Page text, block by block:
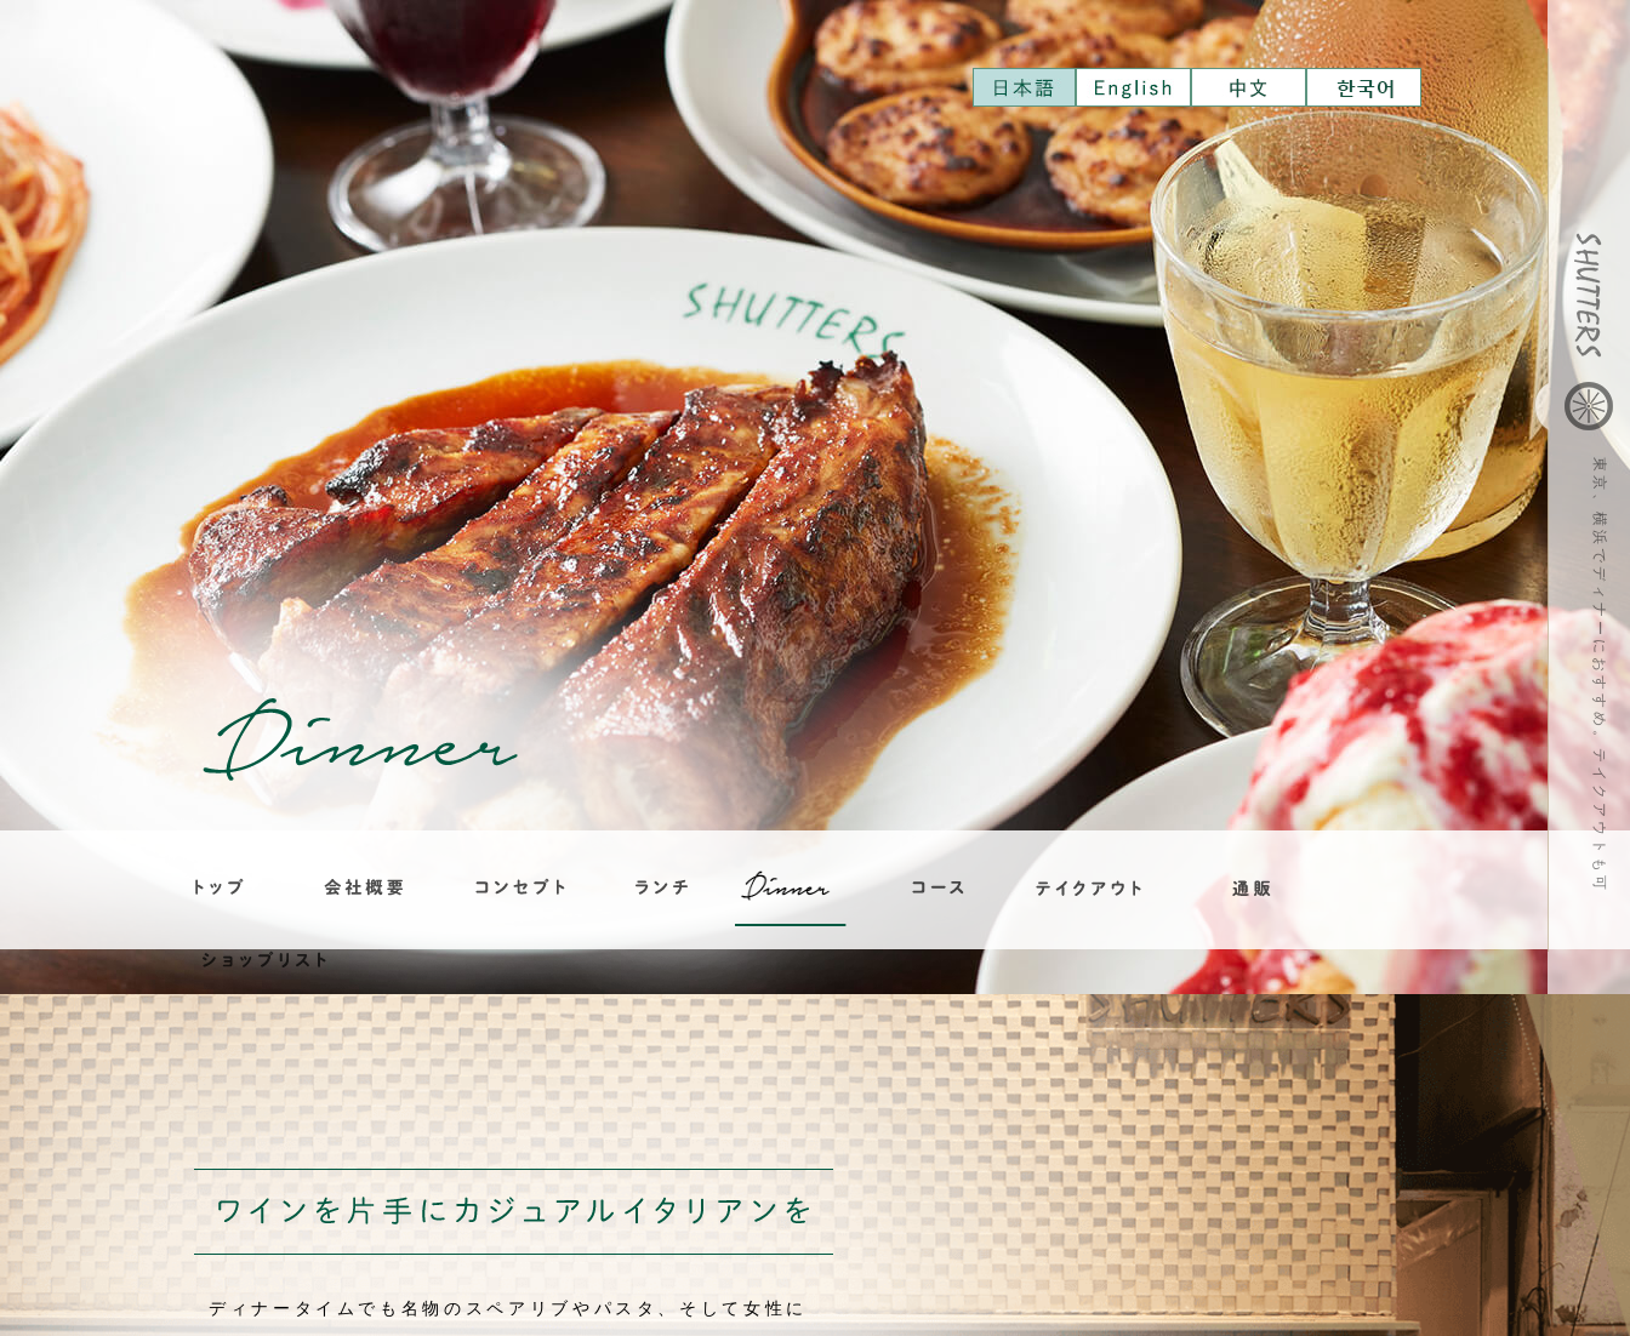
東京、横浜でディナーにおすすめ。テイクアウトも可
ディナータイムでも名物のスペアリブやパスタ、そして女性に